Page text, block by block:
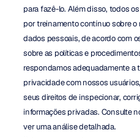
para fazê-lo. Além disso, todos
por treinamento contínuo sobre
dados pessoais, de acordo com
sobre as políticas e
respondamos adequadamente a
privacidade com nossos
seus direitos de inspecionar,
informações privadas. Consulte
ver uma análise detalhada.